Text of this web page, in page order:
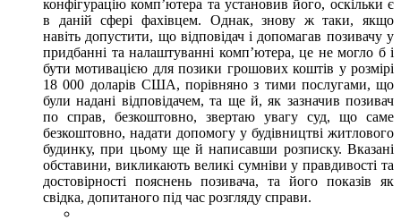
конфігурацію комп’ютера та установив його, оскільки є
в даній сфері фахівцем. Однак, знову ж таки, якщо
навіть допустити, що відповідач і допомагав позивачу у
придбанні та налаштуванні комп’ютера, це не могло б і
бути мотивацією для позики грошових коштів у розмірі
18 000 доларів США, порівняно з тими послугами, що
були надані відповідачем, та ще й, як зазначив позивач
по справ, безкоштовно, звертаю увагу суд, що саме
безкоштовно, надати допомогу у будівництві житлового
будинку, при цьому ще й написавши розписку. Вказані
обставини, викликають великі сумніви у правдивості та
достовірності пояснень позивача, та його показів як
свідка, допитаного під час розгляду справи.